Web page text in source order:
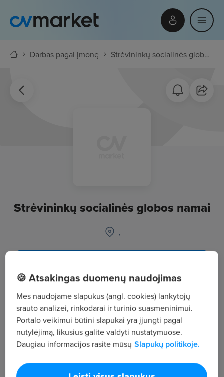
Darbas pagal įmonę Strėvininkų socialinės globos namai
Strėvininkų socialinės globos namai
,
Įmonės aprašymas
137
Darbuotojų sk.
130
~2 147 €
🍪 Atsakingas duomenų naudojimas
Mes naudojame slapukus (angl. cookies) lankytojų
srauto analizei, rinkodarai ir turinio suasmeninimui.
Portalo veikimui būtini slapukai yra įjungti pagal
nutylėjimą, likusius galite valdyti nustatymuose.
Daugiau informacijos rasite mūsų Slapukų politikoje.